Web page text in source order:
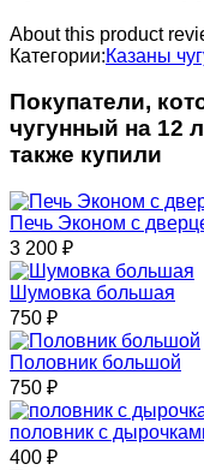
About this product
Категории:Казаны
Покупатели,
чугунный на 12
также купили
Печь Эконом с
3 200 ₽
Шумовка большая
750 ₽
Половник большой
750 ₽
половник с
400 ₽